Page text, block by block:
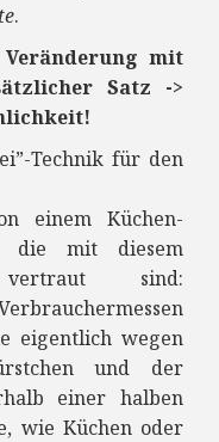
.
mit
Satz ->
Technik für den
einem Küchen-
die mit diesem
sind:
eigentlich wegen
und der
einer halben
wie Küchen oder